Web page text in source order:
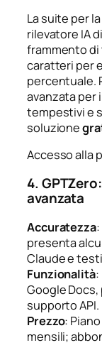
La suite per
rilevatore IA
frammento di
caratteri per
percentuale.
avanzata
tempestivi e
soluzione
Accesso alla
4.
avanzata
Accuratezza:
presenta
Claude e
Funzionalità:
Google
supporto API.
Prezzo:
mensili;